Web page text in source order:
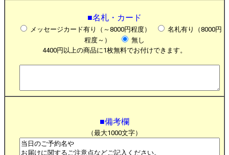
■名札・カード
メッセージカード有り（～8000円程度）
名札有り（8000円
程度～）
無し
4400円以上の商品に1枚無料でお付けできます。
■備考欄
（最大1000文字）